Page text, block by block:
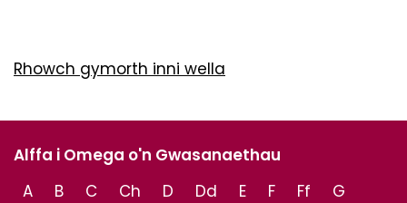
Rhowch gymorth inni wella
Alffa i Omega o'n Gwasanaethau
A
B C Ch D Dd E F Ff
G